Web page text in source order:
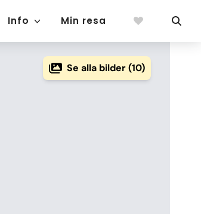
Info Min resa
Se alla bilder (10)